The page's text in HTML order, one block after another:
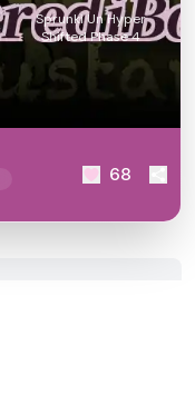
Sprunki Un Hyper
Shifted Phase 4
68